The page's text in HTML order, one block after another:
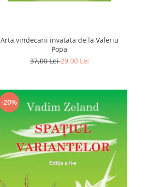
Arta vindecarii invatata de la Valeriu
Popa
37,00 Lei29,00 Lei
-20%